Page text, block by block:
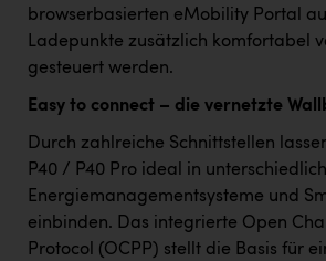
browserbasierten eMobility Portal
Ladepunkte zusätzlich komfortabel
gesteuert werden.
Easy to connect – die vernetzte
Durch zahlreiche Schnittstellen
P40 / P40 Pro ideal in
Energiemanagementsysteme und
einbinden. Das integrierte Open
Protocol (OCPP) stellt die Basis für